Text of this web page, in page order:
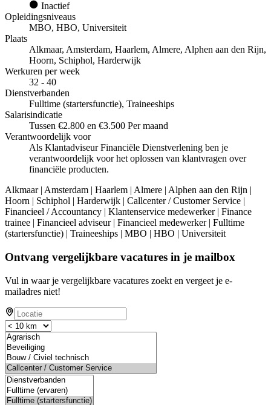
Inactief
Opleidingsniveaus
MBO, HBO, Universiteit
Plaats
Alkmaar, Amsterdam, Haarlem, Almere, Alphen aan den Rijn,
Hoorn, Schiphol, Harderwijk
Werkuren per week
32 - 40
Dienstverbanden
Fulltime (startersfunctie), Traineeships
Salarisindicatie
Tussen €2.800 en €3.500 Per maand
Verantwoordelijk voor
Als Klantadviseur Financiële Dienstverlening ben je
verantwoordelijk voor het oplossen van klantvragen over
financiële producten.
Alkmaar | Amsterdam | Haarlem | Almere | Alphen aan den Rijn |
Hoorn | Schiphol | Harderwijk | Callcenter / Customer Service |
Financieel / Accountancy | Klantenservice medewerker | Finance
trainee | Financieel adviseur | Financieel medewerker | Fulltime
(startersfunctie) | Traineeships | MBO | HBO | Universiteit
Ontvang vergelijkbare vacatures in je mailbox
Vul in waar je vergelijkbare vacatures zoekt en vergeet je e-
mailadres niet!